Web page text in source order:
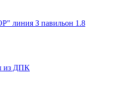
линия З павильон 1.8
из ДПК